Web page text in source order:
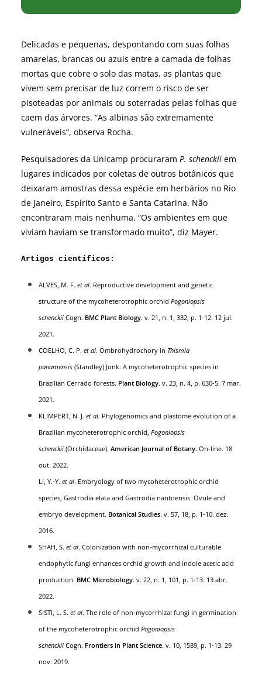
Delicadas e pequenas, despontando com suas folhas
amarelas, brancas ou azuis entre a camada de folhas
mortas que cobre o solo das matas, as plantas que
vivem sem precisar de luz correm o risco de ser
pisoteadas por animais ou soterradas pelas folhas que
caem das árvores. “As albinas são extremamente
vulneráveis”, observa Rocha.
Pesquisadores da Unicamp procuraram P. schenckii em
lugares indicados por coletas de outros botânicos que
deixaram amostras dessa espécie em herbários no Rio
de Janeiro, Espírito Santo e Santa Catarina. Não
encontraram mais nenhuma. “Os ambientes em que
viviam haviam se transformado muito”, diz Mayer.
Artigos científicos:
ALVES, M. F. et al. Reproductive development and genetic
structure of the mycoheterotrophic orchid Pogoniopsis
schenckii Cogn. BMC Plant Biology. v. 21, n. 1, 332, p. 1-12. 12 jul.
2021.
COELHO, C. P. et al. Ombrohydrochory in Thismia
panamensis (Standley) Jonk: A mycoheterotrophic species in
Brazilian Cerrado forests. Plant Biology. v. 23, n. 4, p. 630-5. 7 mar.
2021.
KLIMPERT, N. J. et al. Phylogenomics and plastome evolution of a
Brazilian mycoheterotrophic orchid, Pogoniopsis
schenckii (Orchidaceae). American Journal of Botany. On-line. 18
out. 2022.
LI, Y.-Y. et al. Embryology of two mycoheterotrophic orchid
species, Gastrodia elata and Gastrodia nantoensis: Ovule and
embryo development. Botanical Studies. v. 57, 18, p. 1-10. dez.
2016.
SHAH, S. et al. Colonization with non-mycorrhizal culturable
endophytic fungi enhances orchid growth and indole acetic acid
production. BMC Microbiology. v. 22, n. 1, 101, p. 1-13. 13 abr.
2022.
SISTI, L. S. et al. The role of non-mycorrhizal fungi in germination
of the mycoheterotrophic orchid Pogoniopsis
schenckii Cogn. Frontiers in Plant Science. v. 10, 1589, p. 1-13. 29
nov. 2019.